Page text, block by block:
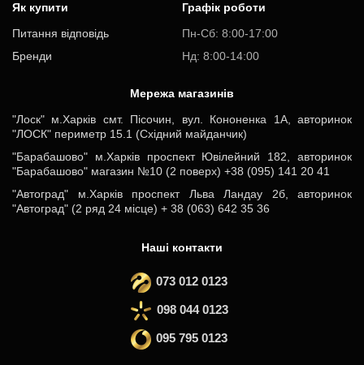
Як купити
Питання відповідь
Бренди
Графік роботи
Пн-Cб: 8:00-17:00
Нд: 8:00-14:00
Мережа магазинів
"Лоск" м.Харків смт. Пісочин, вул. Кононенка 1А, авторинок
"ЛОСК" периметр 15.1 (Східний майданчик)
"Барабашово" м.Харків проспект Ювілейний 182, авторинок
"Барабашово" магазин №10 (2 поверх) +38 (095) 141 20 41
"Автоград" м.Харків проспект Льва Ландау 2б, авторинок
"Автоград" (2 ряд 24 місце) + 38 (063) 642 35 36
Наші контакти
073 012 0123
098 044 0123
095 795 0123